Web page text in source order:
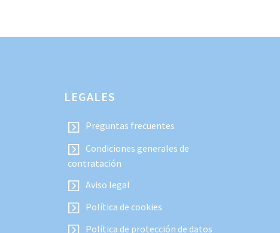
LEGALES
Preguntas frecuentes
Condiciones generales de
contratación
Aviso legal
Política de cookies
Política de protección de datos